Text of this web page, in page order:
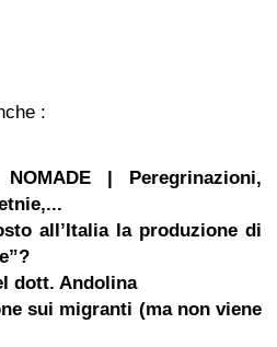
:
NOMADE | Peregrinazioni,
all’Italia la produzione di
dott. Andolina
sui migranti (ma non viene